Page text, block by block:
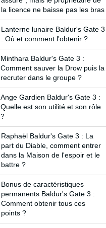
la licence ne baisse pas les bras
Lanterne lunaire Baldur's Gate 3
: Où et comment l'obtenir ?
Minthara Baldur's Gate 3 :
Comment sauver la Drow puis la
recruter dans le groupe ?
Ange Gardien Baldur's Gate 3 :
Quelle est son utilité et son rôle
?
Raphaël Baldur's Gate 3 : La
part du Diable, comment entrer
dans la Maison de l'espoir et le
battre ?
Bonus de caractéristiques
permanents Baldur's Gate 3 :
Comment obtenir tous ces
points ?